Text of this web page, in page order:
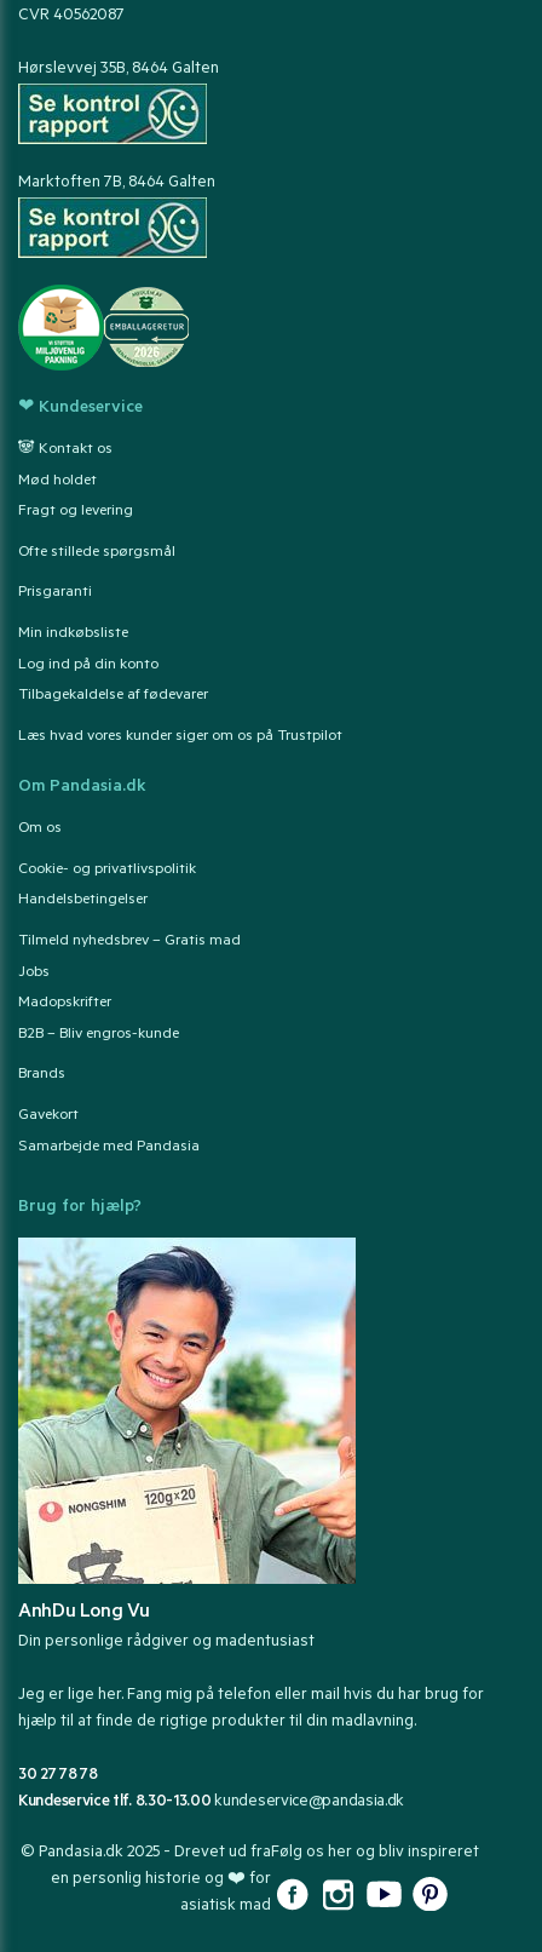
CVR 40562087
Hørslevvej 35B, 8464 Galten
Marktoften 7B, 8464 Galten
❤ Kundeservice
🐼 Kontakt os
Mød holdet
Fragt og levering
Ofte stillede spørgsmål
Prisgaranti
Min indkøbsliste
Log ind på din konto
Tilbagekaldelse af fødevarer
Læs hvad vores kunder siger om os på Trustpilot
Om Pandasia.dk
Om os
Cookie- og privatlivspolitik
Handelsbetingelser
Tilmeld nyhedsbrev – Gratis mad
Jobs
Madopskrifter
B2B – Bliv engros-kunde
Brands
Gavekort
Samarbejde med Pandasia
Brug for hjælp?
AnhDu Long Vu
Din personlige rådgiver og madentusiast
Jeg er lige her. Fang mig på telefon eller mail hvis du har brug for
hjælp til at finde de rigtige produkter til din madlavning.
30 27 78 78
Kundeservice tlf. 8.30-13.00kundeservice@pandasia.dk
© Pandasia.dk 2025 - Drevet ud fra
en personlig historie og ❤️ for
asiatisk mad
Følg os her og bliv inspireret